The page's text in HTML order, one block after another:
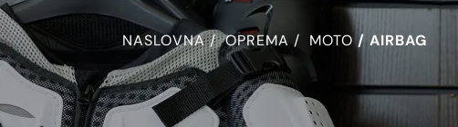
NASLOVNA OPREMA MOTO AIRBAG